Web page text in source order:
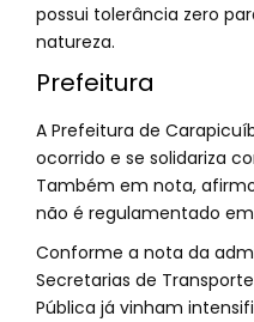
possui tolerância zero
natureza.
Prefeitura
A Prefeitura de
ocorrido e se solidariza
Também em nota,
não é regulamentado
Conforme a nota da
Secretarias de
Pública já vinham